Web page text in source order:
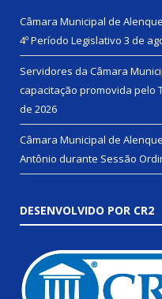
Câmara Municipal de
4º Período Legislativo 3 de
Servidores da Câmara
capacitação promovida pelo
de 2026
Câmara Municipal de
Antônio durante Sessão
DESENVOLVIDO POR CR2